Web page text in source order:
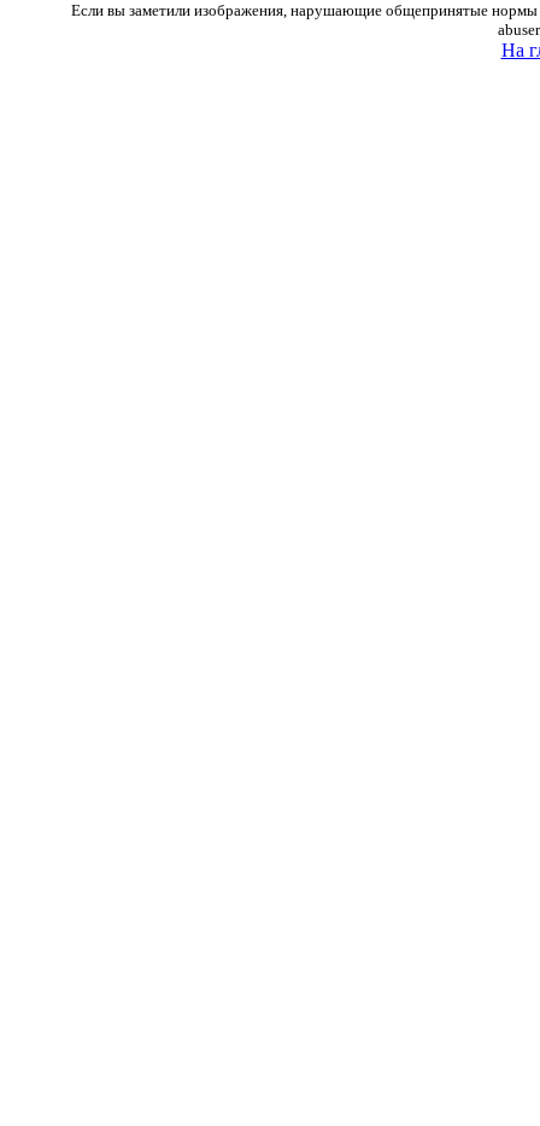
Если вы заметили изображения, нарушающие общепринятые нормы
На